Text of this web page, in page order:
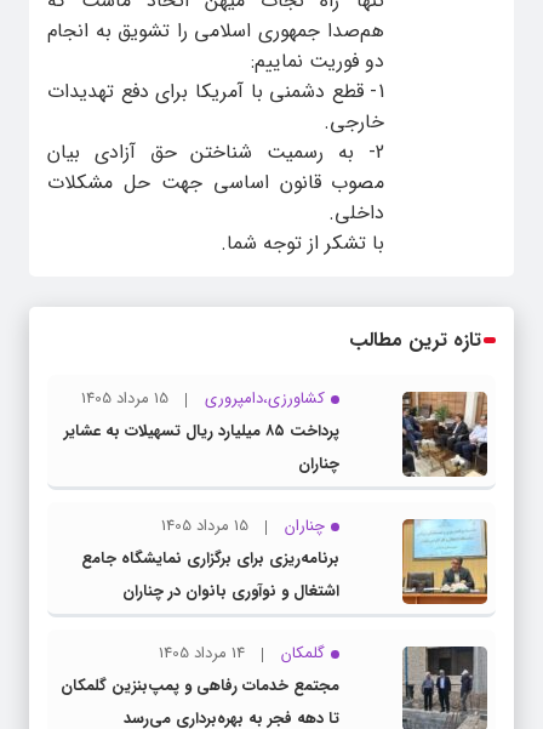
هم‌صدا جمهوری اسلامی را تشویق به انجام
دو فوریت نماییم:
1- قطع دشمنی با آمریکا برای دفع تهدیدات
خارجی.
2- به رسمیت شناختن حق آزادی بیان
مصوب قانون اساسی جهت حل مشکلات
داخلی.
با تشکر از توجه شما.
تازه ترین مطالب
کشاورزی،دامپروری
15 مرداد 1405
پرداخت ۸۵ میلیارد ریال تسهیلات به عشایر
چناران
چناران
15 مرداد 1405
برنامه‌ریزی برای برگزاری نمایشگاه جامع
اشتغال و نوآوری بانوان در چناران
گلمکان
14 مرداد 1405
مجتمع خدمات رفاهی و پمپ‌بنزین گلمکان
تا دهه فجر به بهره‌برداری می‌رسد